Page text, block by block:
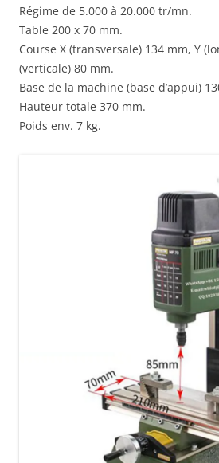
Régime de 5.000 à 20.000 tr/mn.
Table 200 x 70 mm.
Course X (transversale) 134 mm, Y
(verticale) 80 mm.
Base de la machine (base d’appui)
Hauteur totale 370 mm.
Poids env. 7 kg.